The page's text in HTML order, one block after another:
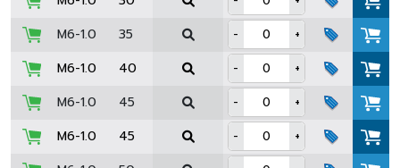
M6-1.0
35 -
+
M6-1.0
40 -
+
M6-1.0
45 -
+
M6-1.0
45 -
+